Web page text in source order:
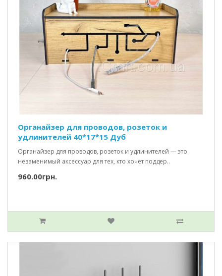
Органайзер для проводов, розеток и
удлинителей 40*17*15 Дуб
Органайзер для проводов, розеток и удлинителей — это
незаменимый аксессуар для тех, кто хочет поддер..
960.00грн.